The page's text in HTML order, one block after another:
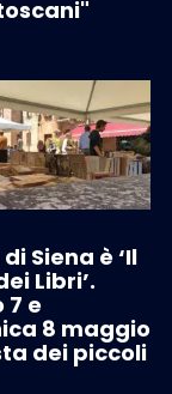
Siena è ‘Il
Libri’.
7 e
8 maggio
dei piccoli